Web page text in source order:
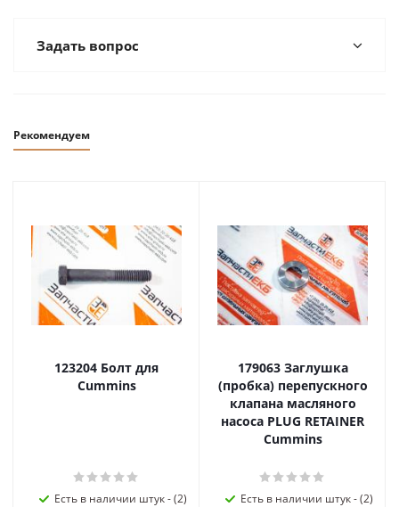
Задать вопрос
Рекомендуем
123204 Болт для
Cummins
Есть в наличии штук - (2)
179063 Заглушка
(пробка) перепускного
клапана масляного
насоса PLUG RETAINER
Cummins
Есть в наличии штук - (2)